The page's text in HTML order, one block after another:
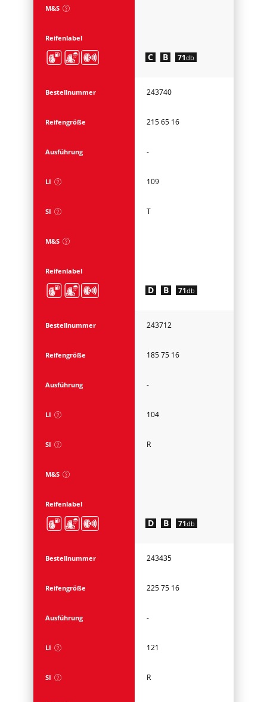
M&S
Reifenlabel
C B 71db
Bestellnummer 243740
Reifengröße 215 65 16
Ausführung -
LI 109
SI T
M&S
Reifenlabel
D B 71db
Bestellnummer 243712
Reifengröße 185 75 16
Ausführung -
LI 104
SI R
M&S
Reifenlabel
D B 71db
Bestellnummer 243435
Reifengröße 225 75 16
Ausführung -
LI 121
SI R